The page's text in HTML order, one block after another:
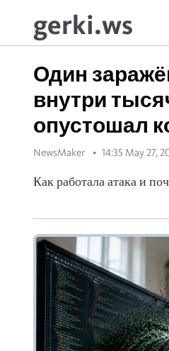
gerki.ws
Один
внутри
опустошал
NewsMaker 14:35 May 27,
Как работала атака и